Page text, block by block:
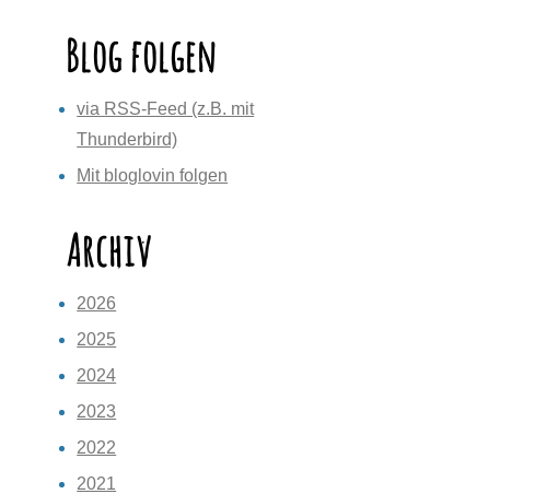
Blog folgen
via RSS-Feed (z.B. mit
Thunderbird)
Mit bloglovin folgen
Archiv
2026
2025
2024
2023
2022
2021